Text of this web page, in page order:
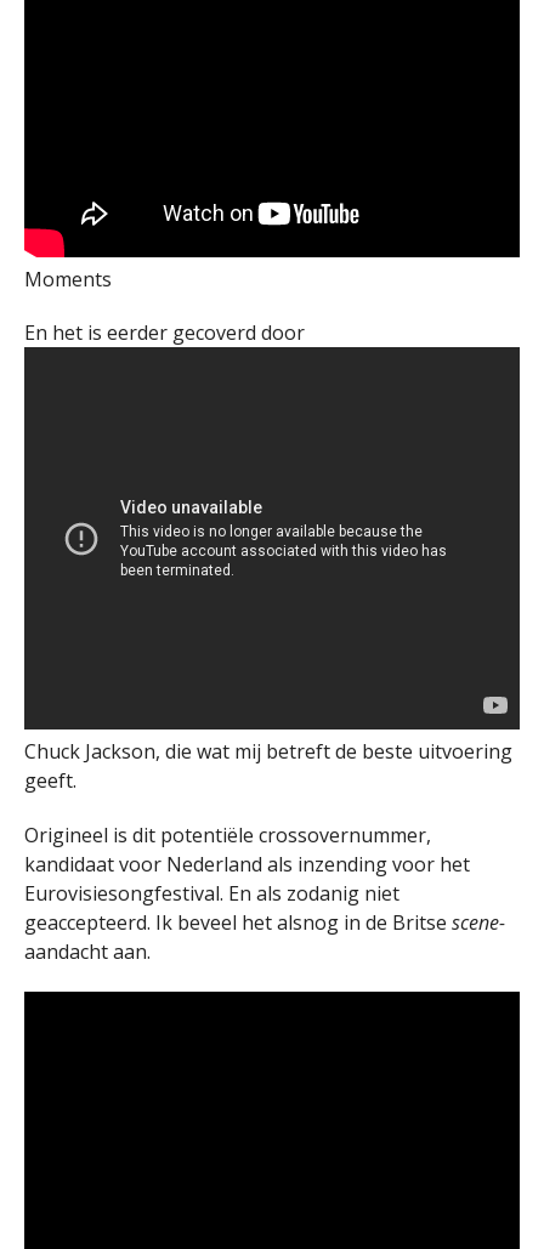
Moments
En het is eerder gecoverd door
Chuck Jackson, die wat mij betreft de beste uitvoering
geeft.
Origineel is dit potentiële crossovernummer,
kandidaat voor Nederland als inzending voor het
Eurovisiesongfestival. En als zodanig niet
geaccepteerd. Ik beveel het alsnog in de Britse scene-
aandacht aan.